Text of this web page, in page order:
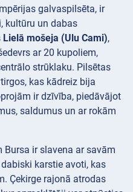
galvaspilsēta, ir
kultūru un dabas
Lielā mošeja (Ulu Cami),
ar 20 kupoliem,
strūklaku. Pilsētas
kas kādreiz bija
ir dzīvība, piedāvājot
saldumus un ar rokām
ir slavena ar savām
karstie avoti, kas
Çekirge rajonā atrodas